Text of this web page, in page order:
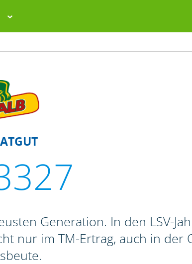
Generation. In den LSV-
nur im TM-Ertrag, auch in der